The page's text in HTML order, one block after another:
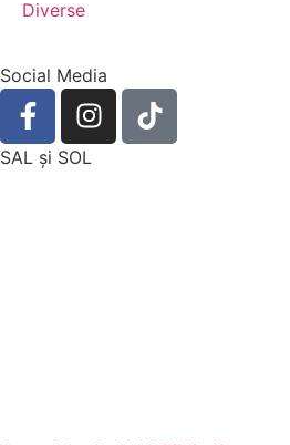
Diverse
Social Media
SAL şi SOL